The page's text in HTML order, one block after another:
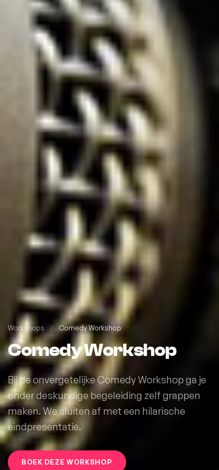
Workshops / Comedy Workshop
Comedy Workshop
Bij de onvergetelijke Comedy Workshop ga je
onder deskundige begeleiding zelf grappen
maken. We sluiten af met een hilarische
eindpresentatie.
BOEK DEZE WORKSHOP